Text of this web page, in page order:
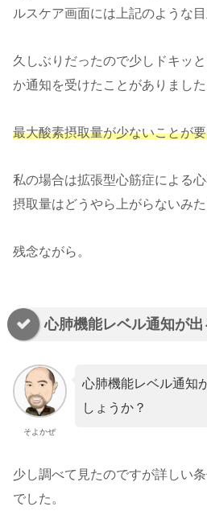
ルスケア画面には上記のような
久しぶりだったので少しドキッ
か通知を受けたことがありました
最大酸素摂取量が少ないことが
私の場合は拡張型心筋症による
摂取量はどうやら上がらないみた
残念ながら。
心肺機能レベル通知が
そよかぜ
心肺機能レベル通知
しょうか？
少し調べて見たのですが詳しい
でした。